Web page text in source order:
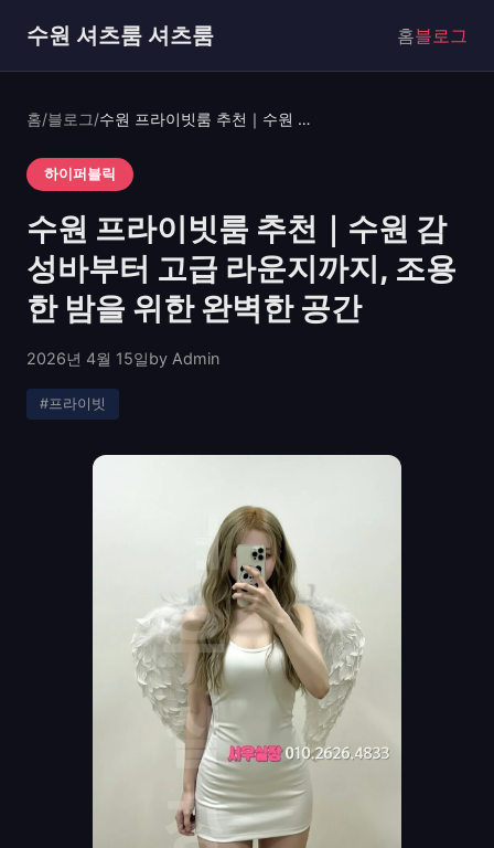
수원 셔츠룸 셔츠룸 홈블로그
홈/블로그/ 수원 프라이빗룸 추천｜수원 감성바부터 고급 라운지까지, 조용한 밤을 위한 완벽한 공간
하이퍼블릭
수원 프라이빗룸 추천｜수원 감
성바부터 고급 라운지까지, 조용
한 밤을 위한 완벽한 공간
2026년 4월 15일by Admin
#프라이빗